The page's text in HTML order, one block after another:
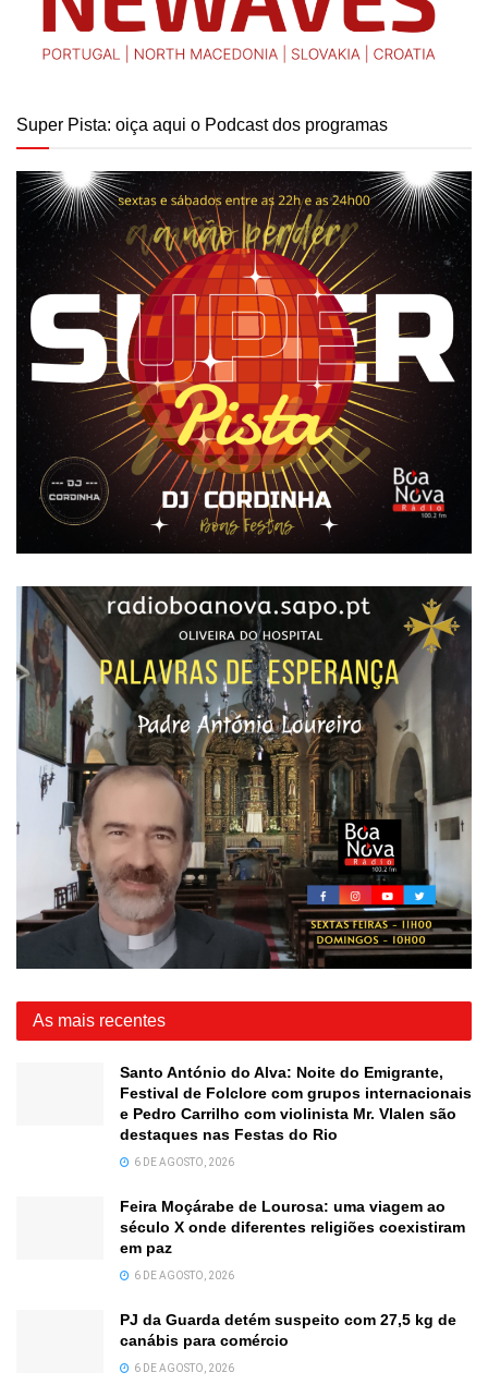
Super Pista: oiça aqui o Podcast dos programas
As mais recentes
Santo António do Alva: Noite do Emigrante,
Festival de Folclore com grupos internacionais
e Pedro Carrilho com violinista Mr. Vlalen são
destaques nas Festas do Rio
6 DE AGOSTO, 2026
Feira Moçárabe de Lourosa: uma viagem ao
século X onde diferentes religiões coexistiram
em paz
6 DE AGOSTO, 2026
PJ da Guarda detém suspeito com 27,5 kg de
canábis para comércio
6 DE AGOSTO, 2026